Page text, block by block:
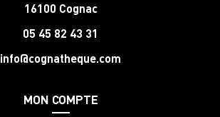
16100 Cognac
05 45 82 43 31
info@cognatheque.com
MON COMPTE